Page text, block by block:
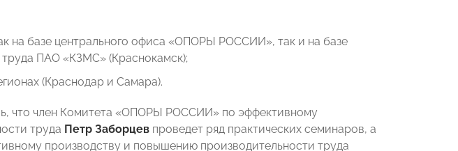
на базе центрального офиса «ОПОРЫ РОССИИ», так и на базе
ПАО «КЗМС» (Краснокамск);
(Краснодар и Самара).
что член Комитета «ОПОРЫ РОССИИ» по эффективному
труда Петр Заборцев проведет ряд практических семинаров, а
производству и повышению производительности труда